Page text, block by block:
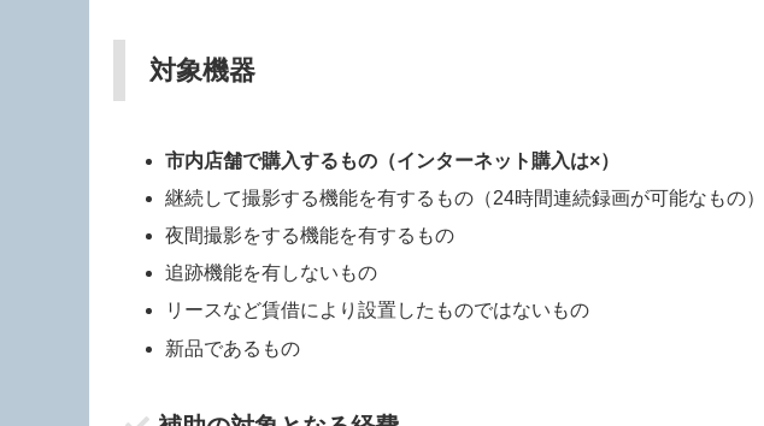
対象機器
市内店舗で購入するもの（インターネット購入は×）
継続して撮影する機能を有するもの（24時間連続録画が可能なもの）
夜間撮影をする機能を有するもの
追跡機能を有しないもの
リースなど賃借により設置したものではないもの
新品であるもの